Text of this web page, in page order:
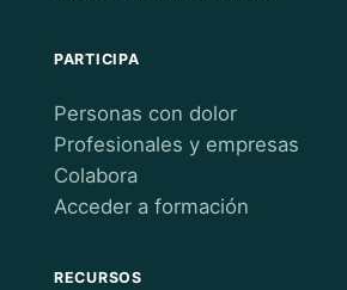
PARTICIPA
Personas con dolor
Profesionales y empresas
Colabora
Acceder a formación
RECURSOS